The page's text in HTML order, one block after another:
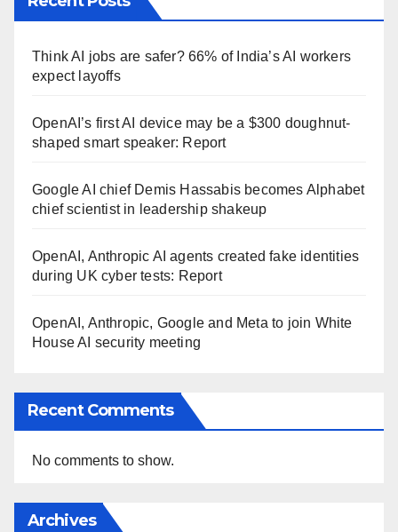
Think AI jobs are safer? 66% of India’s AI workers
expect layoffs
OpenAI’s first AI device may be a $300 doughnut-
shaped smart speaker: Report
Google AI chief Demis Hassabis becomes Alphabet
chief scientist in leadership shakeup
OpenAI, Anthropic AI agents created fake identities
during UK cyber tests: Report
OpenAI, Anthropic, Google and Meta to join White
House AI security meeting
Recent Comments
No comments to show.
Archives